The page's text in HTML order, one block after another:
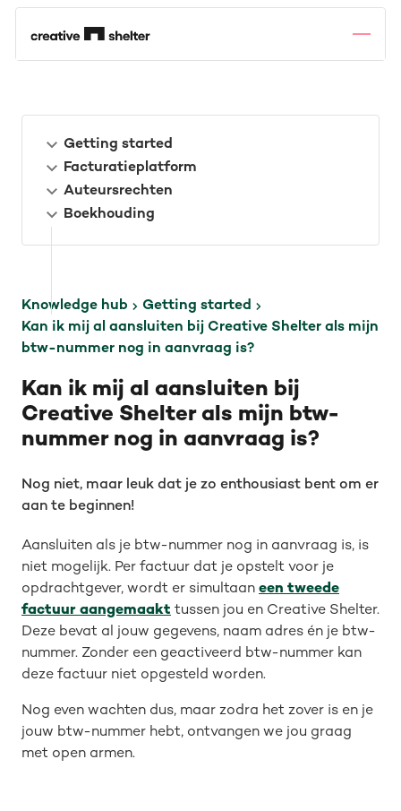
Getting started
Facturatieplatform
Auteursrechten
Boekhouding
Knowledge hub
Getting started
Kan ik mij al aansluiten bij Creative Shelter als mijn
btw-nummer nog in aanvraag is?
Kan ik mij al aansluiten bij
Creative Shelter als mijn btw-
nummer nog in aanvraag is?
Nog niet, maar leuk dat je zo enthousiast bent om er
aan te beginnen!
Aansluiten als je btw-nummer nog in aanvraag is, is
niet mogelijk. Per factuur dat je opstelt voor je
opdrachtgever, wordt er simultaan een tweede
factuur aangemaakt tussen jou en Creative Shelter.
Deze bevat al jouw gegevens, naam adres én je btw-
nummer. Zonder een geactiveerd btw-nummer kan
deze factuur niet opgesteld worden.
Nog even wachten dus, maar zodra het zover is en je
jouw btw-nummer hebt, ontvangen we jou graag
met open armen.